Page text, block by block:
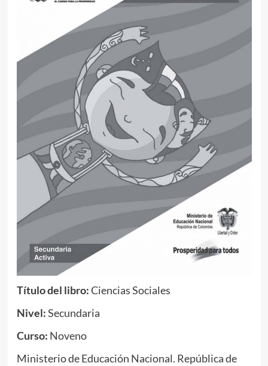
Título del libro:Ciencias Sociales
Nivel:Secundaria
Curso: Noveno
Ministerio de Educación Nacional. República de